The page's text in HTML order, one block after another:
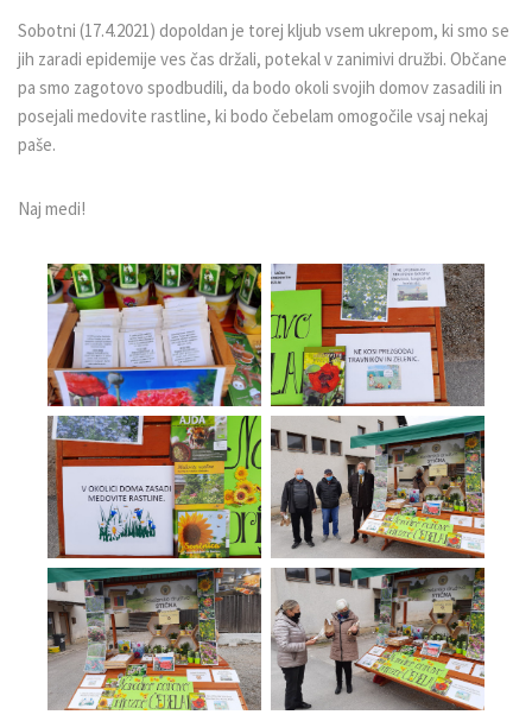
Sobotni (17.4.2021) dopoldan je torej kljub vsem ukrepom, ki smo se
jih zaradi epidemije ves čas držali, potekal v zanimivi družbi. Občane
pa smo zagotovo spodbudili, da bodo okoli svojih domov zasadili in
posejali medovite rastline, ki bodo čebelam omogočile vsaj nekaj
paše.
Naj medi!